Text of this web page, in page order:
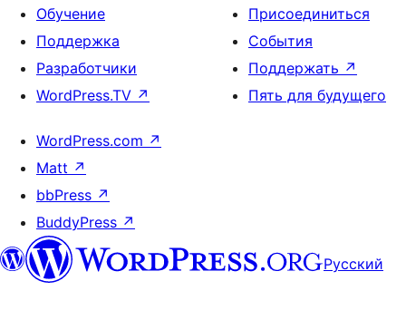
Обучение
Поддержка
Разработчики
WordPress.TV ↗
Присоединиться
События
Поддержать ↗
Пять для будущего
WordPress.com ↗
Matt ↗
bbPress ↗
BuddyPress ↗
Русский